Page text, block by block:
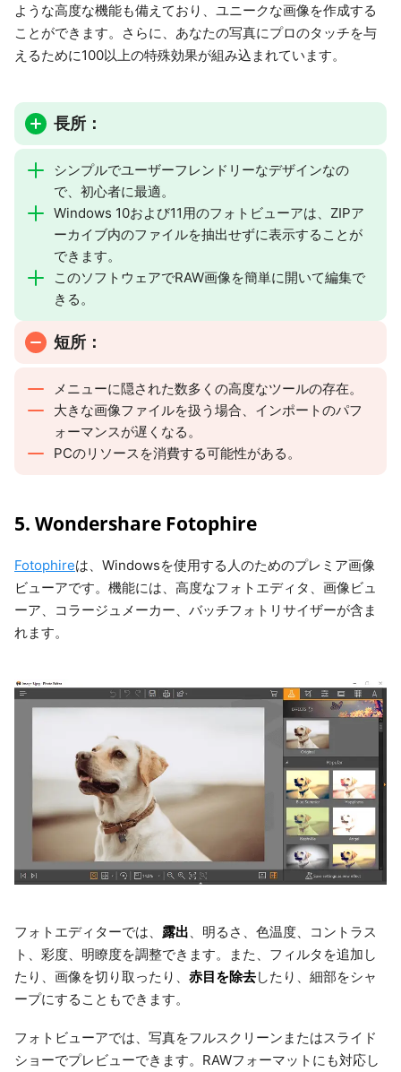
ような高度な機能も備えており、ユニークな画像を作成する
ことができます。さらに、あなたの写真にプロのタッチを与
えるために100以上の特殊効果が組み込まれています。
長所：
シンプルでユーザーフレンドリーなデザインなの
で、初心者に最適。
Windows 10および11用のフォトビューアは、ZIPア
ーカイブ内のファイルを抽出せずに表示することが
できます。
このソフトウェアでRAW画像を簡単に開いて編集で
きる。
短所：
メニューに隠された数多くの高度なツールの存在。
大きな画像ファイルを扱う場合、インポートのパフ
ォーマンスが遅くなる。
PCのリソースを消費する可能性がある。
5. Wondershare Fotophire
Fotophireは、Windowsを使用する人のためのプレミア画像
ビューアです。機能には、高度なフォトエディタ、画像ビュ
ーア、コラージュメーカー、バッチフォトリサイザーが含ま
れます。
フォトエディターでは、 露出、明るさ、色温度、コントラス
ト、彩度、明瞭度を調整できます。また、フィルタを追加し
たり、画像を切り取ったり、 赤目を除去したり、細部をシャ
ープにすることもできます。
フォトビューアでは、写真をフルスクリーンまたはスライド
ショーでプレビューできます。RAWフォーマットにも対応し